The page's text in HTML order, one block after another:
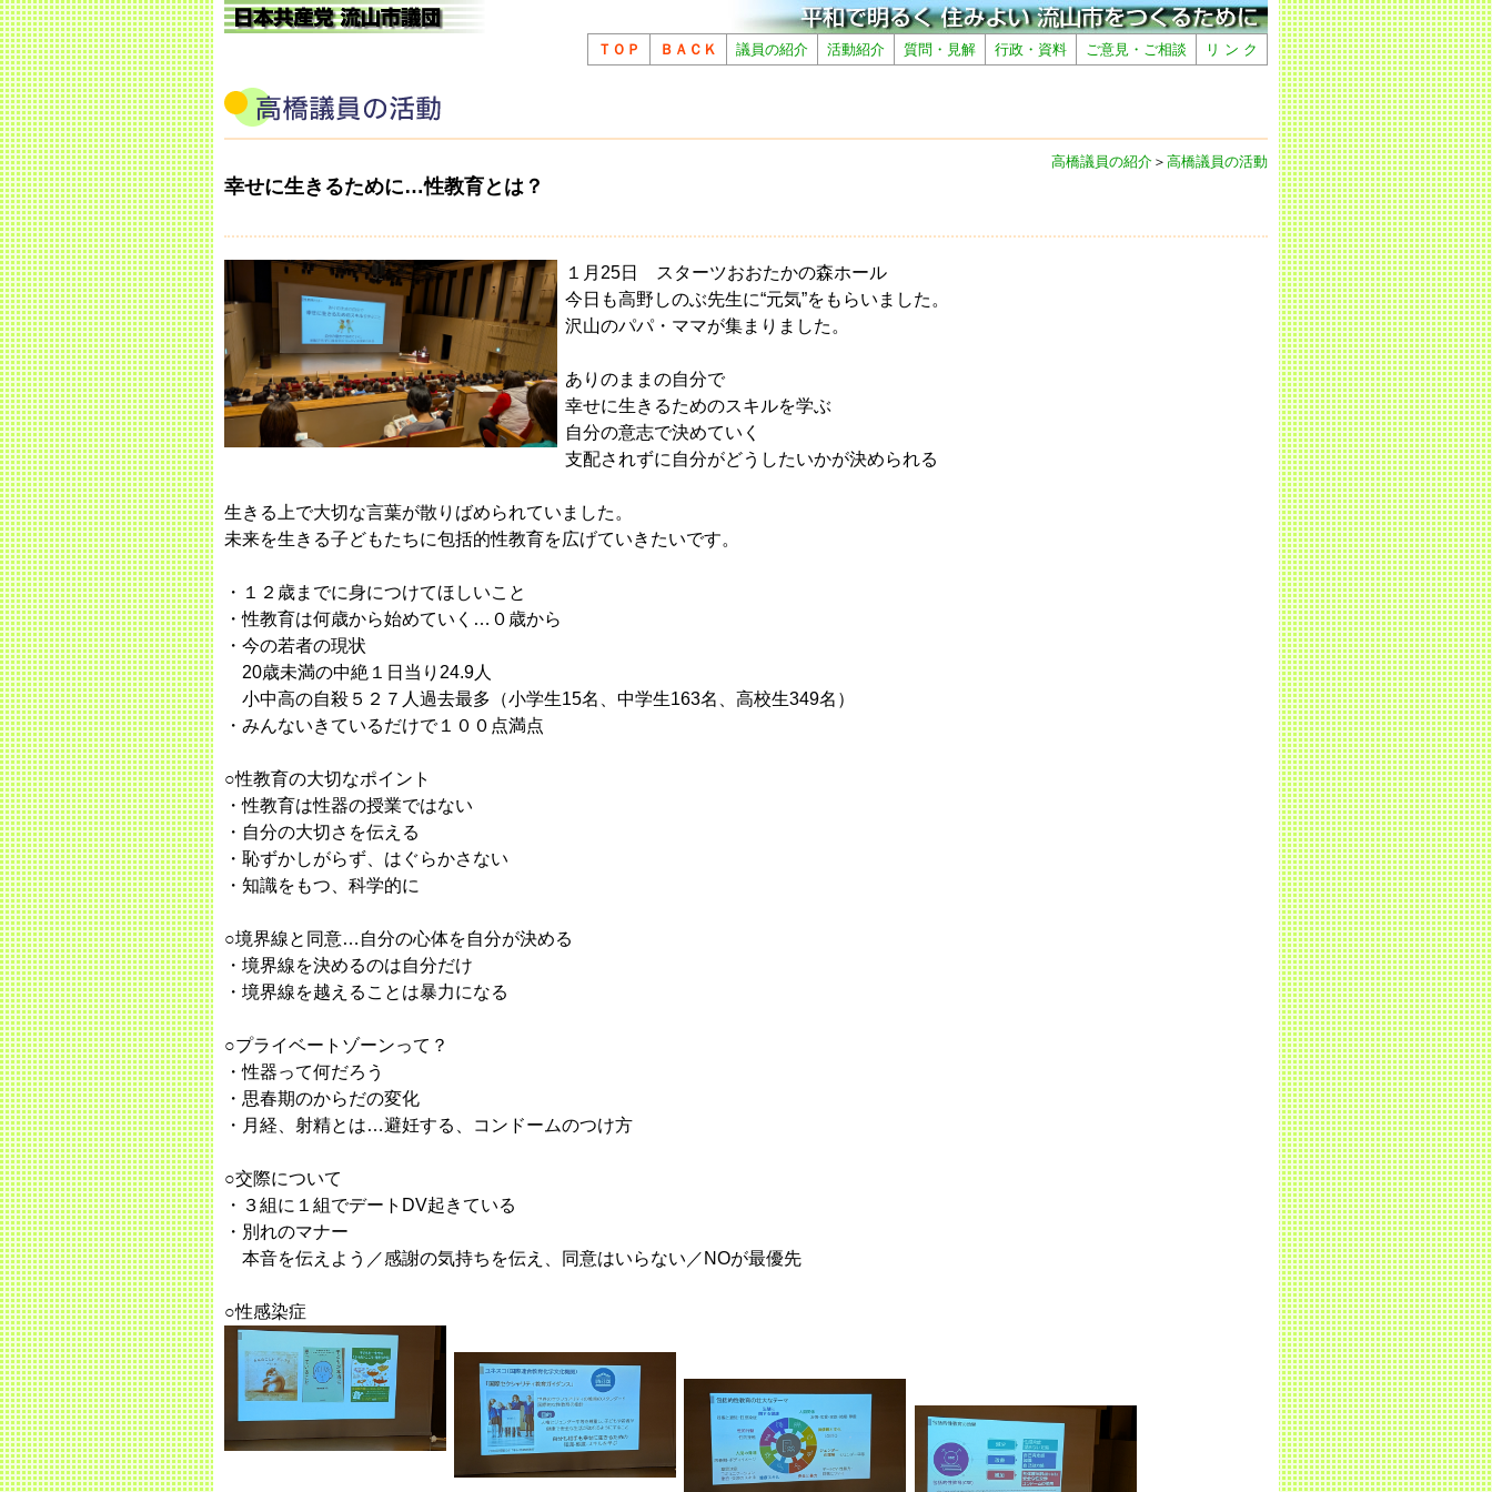
ＴＯＰ ＢＡＣＫ 議員の紹介 活動紹介 質問・見解 行政・資料 ご意見・ご相談 リ ン ク
高橋議員の紹介 ＞ 高橋議員の活動
幸せに生きるために…性教育とは？
１月25日 スターツおおたかの森ホール
今日も高野しのぶ先生に“元気”をもらいました。
沢山のパパ・ママが集まりました。
ありのままの自分で
幸せに生きるためのスキルを学ぶ
自分の意志で決めていく
支配されずに自分がどうしたいかが決められる
生きる上で大切な言葉が散りばめられていました。
未来を生きる子どもたちに包括的性教育を広げていきたいです。
・１２歳までに身につけてほしいこと
・性教育は何歳から始めていく…０歳から
・今の若者の現状
20歳未満の中絶１日当り24.9人
小中高の自殺５２７人過去最多（小学生15名、中学生163名、高校生349名）
・みんないきているだけで１００点満点
○性教育の大切なポイント
・性教育は性器の授業ではない
・自分の大切さを伝える
・恥ずかしがらず、はぐらかさない
・知識をもつ、科学的に
○境界線と同意…自分の心体を自分が決める
・境界線を決めるのは自分だけ
・境界線を越えることは暴力になる
○プライベートゾーンって？
・性器って何だろう
・思春期のからだの変化
・月経、射精とは…避妊する、コンドームのつけ方
○交際について
・３組に１組でデートDV起きている
・別れのマナー
本音を伝えよう／感謝の気持ちを伝え、同意はいらない／NOが最優先
○性感染症